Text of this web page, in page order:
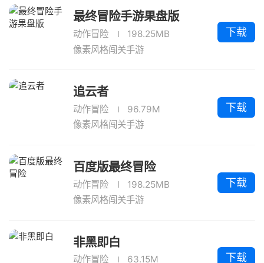
最终冒险手游果盘版
动作冒险
198.25MB
像素风格闯关手游
下载
追云者
动作冒险
96.79M
像素风格闯关手游
下载
百度版最终冒险
动作冒险
198.25MB
像素风格闯关手游
下载
非黑即白
动作冒险 63.15M 下载